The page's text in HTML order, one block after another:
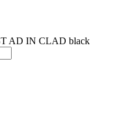
AD IN CLAD black